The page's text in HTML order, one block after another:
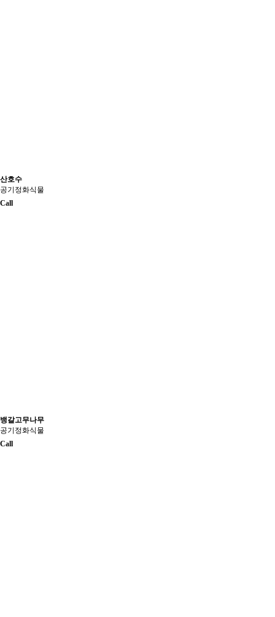
산호수
공기정화식물
Call
뱅갈고무나무
공기정화식물
Call